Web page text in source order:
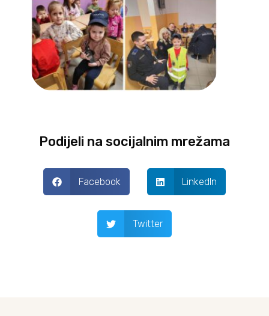
Podijeli na socijalnim mrežama
Facebook LinkedIn
Twitter